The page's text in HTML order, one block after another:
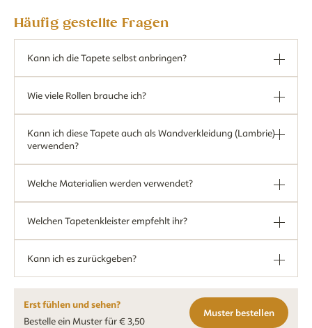
Häufig gestellte Fragen
Kann ich die Tapete selbst anbringen?
Wie viele Rollen brauche ich?
Kann ich diese Tapete auch als Wandverkleidung (Lambrie)
verwenden?
Welche Materialien werden verwendet?
Welchen Tapetenkleister empfehlt ihr?
Kann ich es zurückgeben?
Erst fühlen und sehen?
Bestelle ein Muster für € 3,50
Muster bestellen